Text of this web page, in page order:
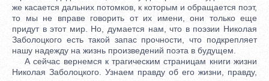
же касается дальних потомков, к которым и обращается поэт,
то мы не вправе говорить от их имени, они только еще
придут в этот мир. Но, думается нам, что в поэзии Николая
Заболоцкого есть такой запас прочности, что подкрепляет
нашу надежду на жизнь произведений поэта в будущем.
А сейчас вернемся к трагическим страницам книги жизни
Николая Заболоцкого. Узнаем правду об его жизни, правду,